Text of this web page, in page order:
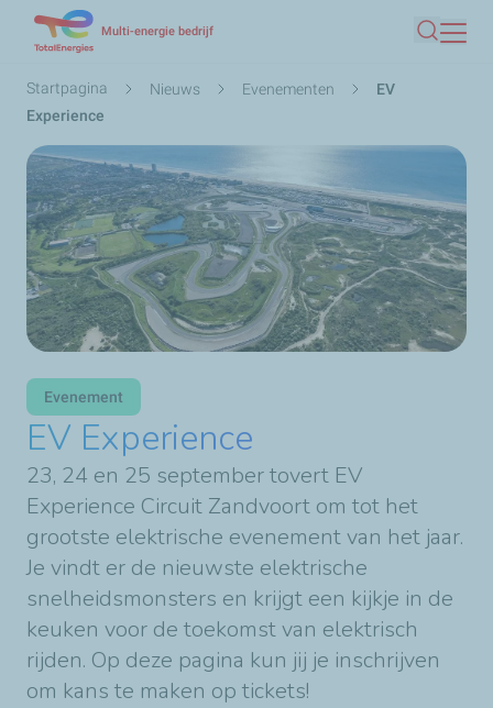
naar
Multi-energie bedrijf
Zoeken
Kruimelpad
Startpagina Nieuws Evenementen
EV
Experience
Evenement
EV Experience
23, 24 en 25 september tovert EV
Experience Circuit Zandvoort om tot het
grootste elektrische evenement van het jaar.
Je vindt er de nieuwste elektrische
snelheidsmonsters en krijgt een kijkje in de
keuken voor de toekomst van elektrisch
rijden. Op deze pagina kun jij je inschrijven
om kans te maken op tickets!